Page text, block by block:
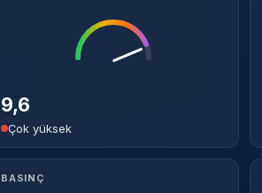
9,6
Çok yüksek
BASINÇ